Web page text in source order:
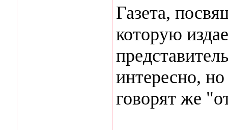
Газета,
которую
интересно,
говорят же